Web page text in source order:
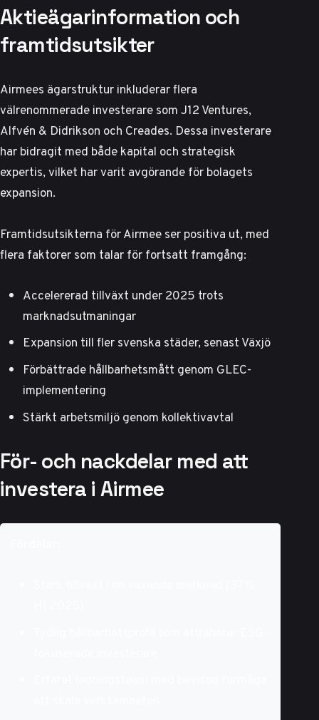
Aktieägarinformation och
framtidsutsikter
Airmees ägarstruktur inkluderar flera
välrenommerade investerare som J12 Ventures,
Alfvén & Didrikson och Creades. Dessa investerare
har bidragit med både kapital och strategisk
expertis, vilket har varit avgörande för bolagets
expansion.
Framtidsutsikterna för Airmee ser positiva ut, med
flera faktorer som talar för fortsatt framgång:
Accelererad tillväxt under 2025 trots
marknadsutmaningar
Expansion till fler svenska städer, senastVäxjö
Förbättrade hållbarhetsmått genom GLEC-
implementering
Stärkt arbetsmiljö genom kollektivavtal
För- och nackdelar med att
investera i Airmee